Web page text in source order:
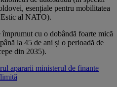
esențiale pentru mobilitatea
al NATO).
cu o dobândă foarte mică
la 45 de ani și o perioadă de
din 2035).
apararii ministerul de finante